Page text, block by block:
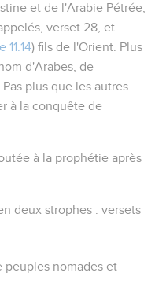
et de l'Arabie Pétrée,
verset 28, et
11.14) fils de l'Orient. Plus
d'Arabes, de
plus que les autres
à la conquête de
à la prophétie après
deux strophes : versets
peuples nomades et